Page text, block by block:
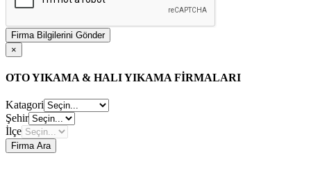
Firma Bilgilerini Gönder
×
OTO YIKAMA & HALI YIKAMA FİRMALARI
Katagori
Şehir
İlçe
Firma Ara